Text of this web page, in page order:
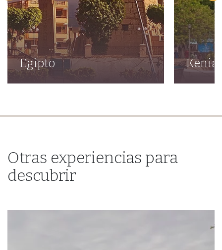
Egipto
Otras experiencias para
descubrir